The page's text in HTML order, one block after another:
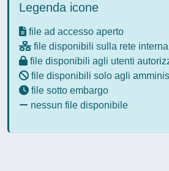
Legenda icone
file ad accesso aperto
file disponibili sulla rete interna
file disponibili agli utenti
file disponibili solo agli
file sotto embargo
nessun file disponibile